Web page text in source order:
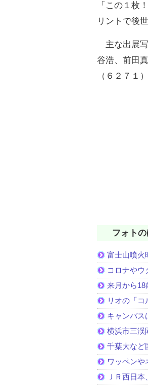
「この１枚
リントで後
主な出展写
谷浩、前田
（６２７１
フォト
富士山噴火
コロナやウ
来月から18
リオの「コ
キャンバス
横浜市三渓
千葉大など
ワッペンや
ＪＲ西日